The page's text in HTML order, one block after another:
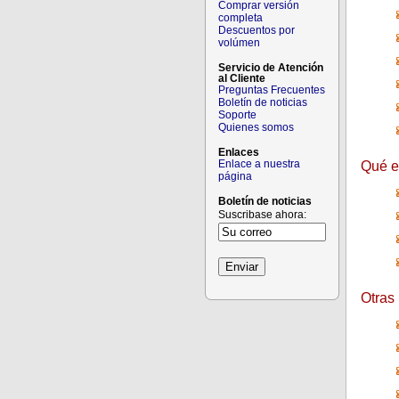
Comprar versión
completa
Descuentos por
volúmen
Servicio de Atención
al Cliente
Preguntas Frecuentes
Boletín de noticias
Soporte
Quienes somos
Enlaces
Enlace a nuestra
página
Boletín de noticias
Suscribase ahora:
Qué
Otras